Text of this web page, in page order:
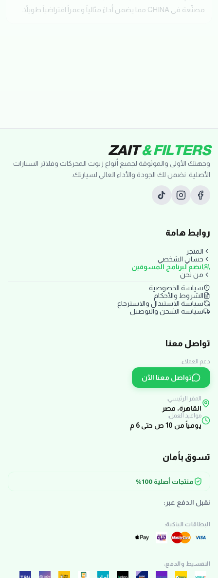
مصنّعة في CHINA مما يضمن أداءً مثالياً وعمراً افتراضياً طويلاً.
ZAIT& FILTERS
وجهتك الأولى والموثوقة لجميع أنواع زيوت المحركات وفلاتر السيارات
الأصلية. نضمن لك الجودة والأداء العالي لسيارتك.
روابط هامة
المتجر
حسابي الشخصي
انضم لبرنامج المسوقين
من نحن
سياسة الخصوصية
الشروط والأحكام
سياسة الاستبدال والاسترجاع
سياسة الشحن والتوصيل
تواصل معنا
دعم العملاء:
تواصل معنا الآن
المقر الرئيسي:
القاهرة، مصر
مواعيد العمل:
يومياً من 10 ص حتى 6 م
تسوق بأمان
منتجات أصلية 100%
نقبل الدفع عبر:
البطاقات البنكية:
التقسيط والدفع: